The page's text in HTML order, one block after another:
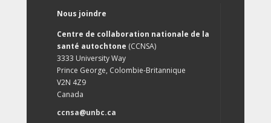
Nous joindre
Centre de collaboration nationale de la
santé autochtone (CCNSA)
3333 University Way
Prince George, Colombie-Britannique
V2N 4Z9
Canada
ccnsa@unbc.ca